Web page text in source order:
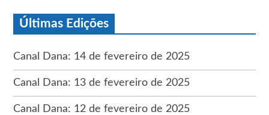
Últimas Edições
Canal Dana: 14 de fevereiro de 2025
Canal Dana: 13 de fevereiro de 2025
Canal Dana: 12 de fevereiro de 2025